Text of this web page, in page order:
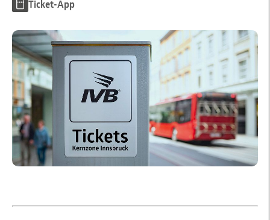
Ticket-App